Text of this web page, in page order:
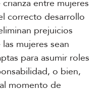
entre mujeres
correcto desarrollo
prejuicios
mujeres sean
para asumir roles
o bien,
momento de